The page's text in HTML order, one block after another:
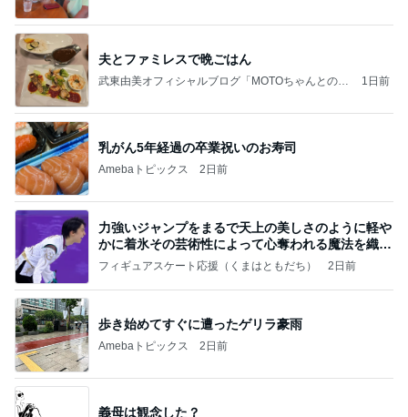
夫とファミレスで晩ごはん
武東由美オフィシャルブログ「MOTOちゃんとのは
1日前
乳がん5年経過の卒業祝いのお寿司
Amebaトピックス 2日前
力強いジャンプをまるで天上の美しさのように軽や
かに着氷その芸術性によって心奪われる魔法を織り
なす
フィギュアスケート応援（くまはともだち） 2日前
歩き始めてすぐに遭ったゲリラ豪雨
Amebaトピックス 2日前
義母は観念した？